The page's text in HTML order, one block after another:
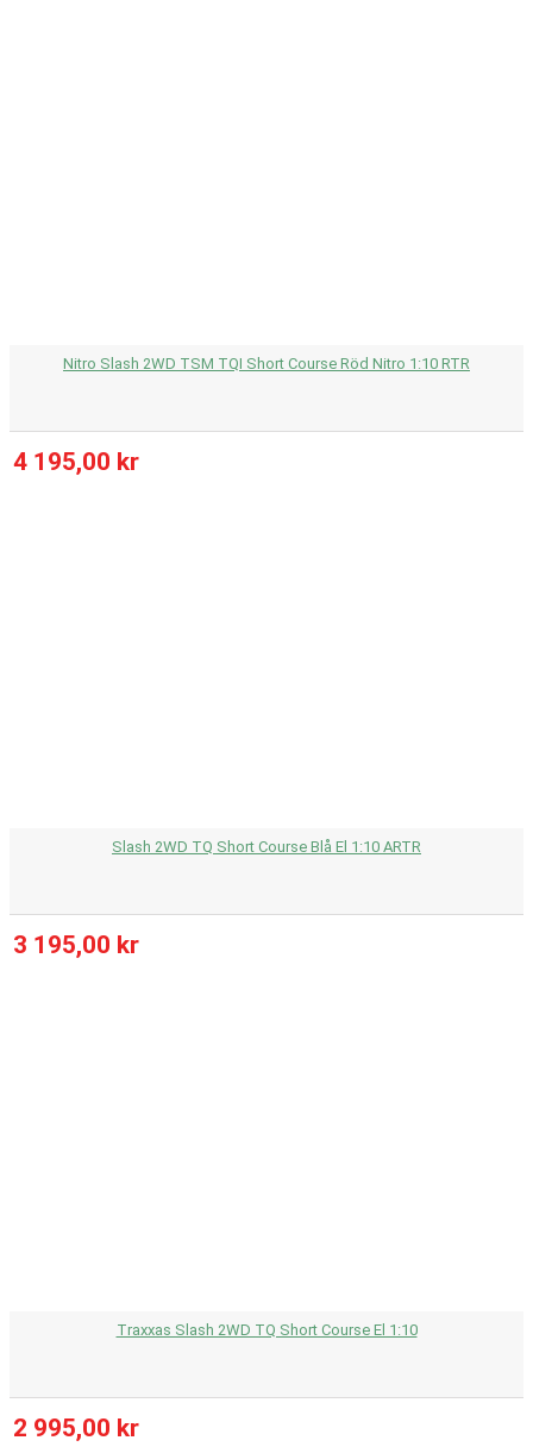
Nitro Slash 2WD TSM TQI Short Course Röd Nitro 1:10 RTR
4 195,00 kr
Slash 2WD TQ Short Course Blå El 1:10 ARTR
3 195,00 kr
Traxxas Slash 2WD TQ Short Course El 1:10
2 995,00 kr